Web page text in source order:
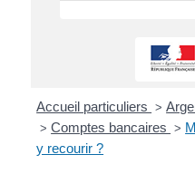
Accueil particuliers >
> Comptes bancaires >
y recourir ?